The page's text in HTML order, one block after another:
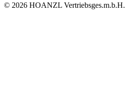
© 2026 HOANZL Vertriebsges.m.b.H.